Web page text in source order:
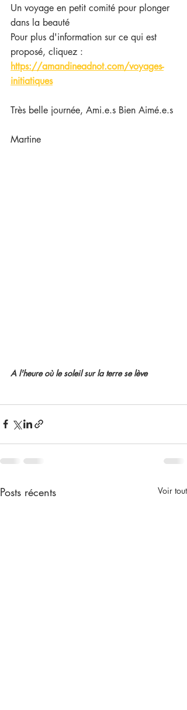
Un voyage en petit comité pour plonger
dans la beauté
Pour plus d'information sur ce qui est
proposé, cliquez :
https://amandineadnot.com/voyages-
initiatiques
Très belle journée, Ami.e.s Bien Aimé.e.s
Martine
A l'heure où le soleil sur la terre se lève
Posts récents Voir tout